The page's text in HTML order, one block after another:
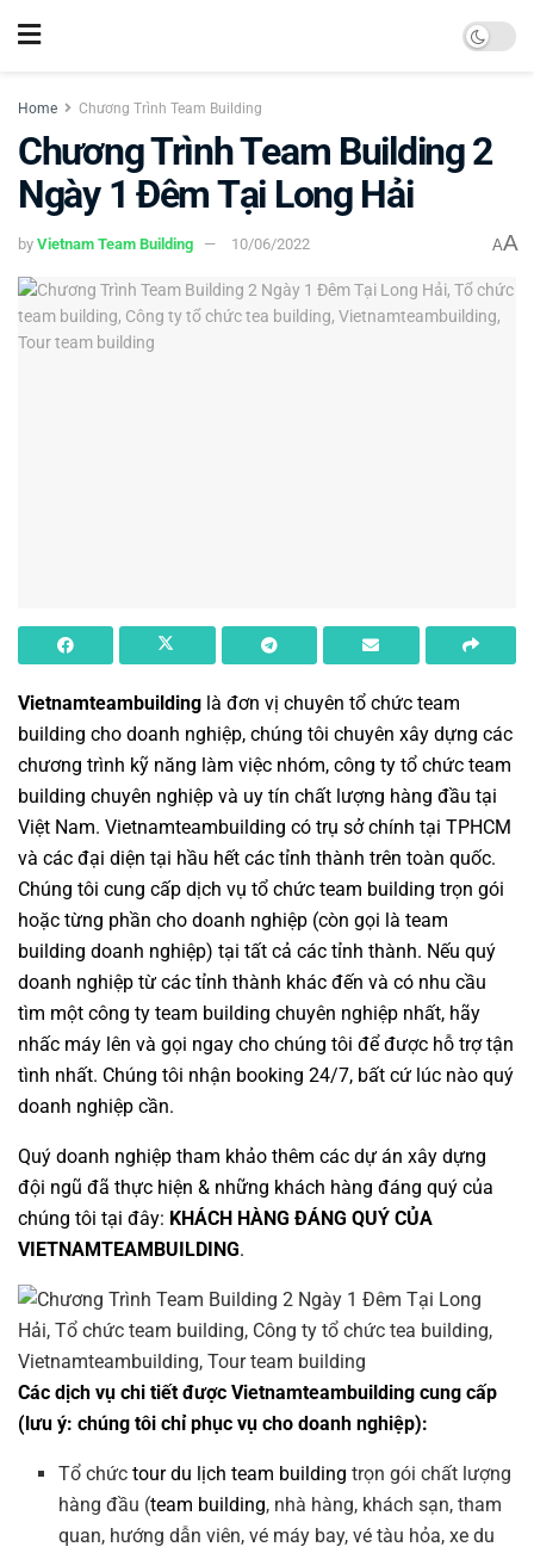
Home Chương Trình Team Building
Chương Trình Team Building 2
Ngày 1 Đêm Tại Long Hải
by Vietnam Team Building 10/06/2022 AA
Vietnamteambuilding là đơn vị chuyên tổ chức team
building cho doanh nghiệp, chúng tôi chuyên xây dựng các
chương trình kỹ năng làm việc nhóm, công ty tổ chức team
building chuyên nghiệp và uy tín chất lượng hàng đầu tại
Việt Nam. Vietnamteambuilding có trụ sở chính tại TPHCM
và các đại diện tại hầu hết các tỉnh thành trên toàn quốc.
Chúng tôi cung cấp dịch vụ tổ chức team building trọn gói
hoặc từng phần cho doanh nghiệp (còn gọi là team
building doanh nghiệp) tại tất cả các tỉnh thành. Nếu quý
doanh nghiệp từ các tỉnh thành khác đến và có nhu cầu
tìm một công ty team building chuyên nghiệp nhất, hãy
nhấc máy lên và gọi ngay cho chúng tôi để được hỗ trợ tận
tình nhất. Chúng tôi nhận booking 24/7, bất cứ lúc nào quý
doanh nghiệp cần.
Quý doanh nghiệp tham khảo thêm các dự án xây dựng
đội ngũ đã thực hiện & những khách hàng đáng quý của
chúng tôi tại đây: KHÁCH HÀNG ĐÁNG QUÝ CỦA
VIETNAMTEAMBUILDING.
Các dịch vụ chi tiết được Vietnamteambuilding cung cấp
(lưu ý: chúng tôi chỉ phục vụ cho doanh nghiệp):
Tổ chứctour du lịch team building trọn gói chất lượng
hàng đầu (team building, nhà hàng, khách sạn, tham
quan, hướng dẫn viên, vé máy bay, vé tàu hỏa, xe du